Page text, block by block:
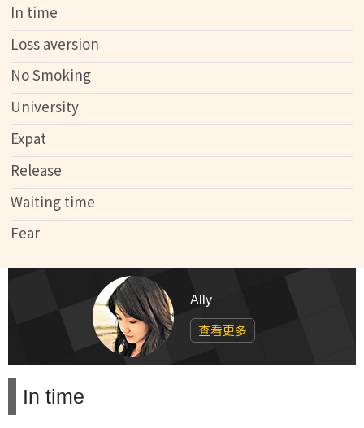
In time
Loss aversion
No Smoking
University
Expat
Release
Waiting time
Fear
Ally
查看更多
In time